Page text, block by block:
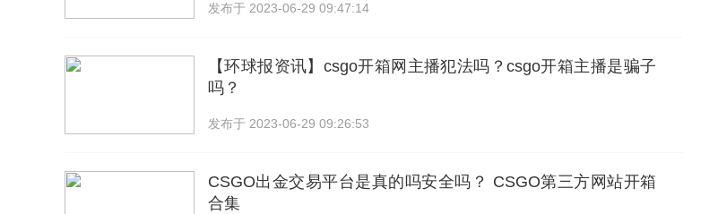
发布于 2023-06-29 09:47:14
【环球报资讯】csgo开箱网主播犯法吗？csgo开箱主播是骗子
吗？
发布于 2023-06-29 09:26:53
CSGO出金交易平台是真的吗安全吗？ CSGO第三方网站开箱
合集